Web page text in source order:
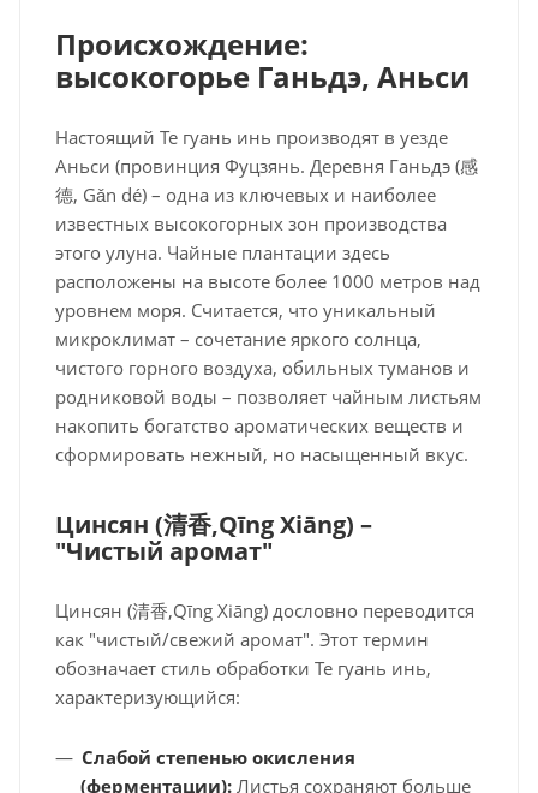
Происхождение:
высокогорье Ганьдэ, Аньси
Настоящий Те гуань инь производят в уезде
Аньси (провинция Фуцзянь. Деревня Ганьдэ (感
德, Gǎn dé) – одна из ключевых и наиболее
известных высокогорных зон производства
этого улуна. Чайные плантации здесь
расположены на высоте более 1000 метров над
уровнем моря. Считается, что уникальный
микроклимат – сочетание яркого солнца,
чистого горного воздуха, обильных туманов и
родниковой воды – позволяет чайным листьям
накопить богатство ароматических веществ и
сформировать нежный, но насыщенный вкус.
Цинсян (清香,Qīng Xiāng) –
"Чистый аромат"
Цинсян (清香,Qīng Xiāng) дословно переводится
как "чистый/свежий аромат". Этот термин
обозначает стиль обработки Те гуань инь,
характеризующийся:
Слабой степенью окисления
(ферментации): Листья сохраняют больше